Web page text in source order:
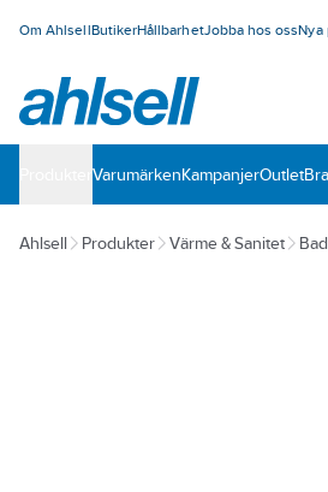
Om AhlsellButikerHållbarhetJobba hos ossNya
VarumärkenKampanjerOutlet
Ahlsell Produkter Värme & Sanitet